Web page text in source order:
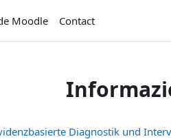
Moodle Contact
Diagnostik und